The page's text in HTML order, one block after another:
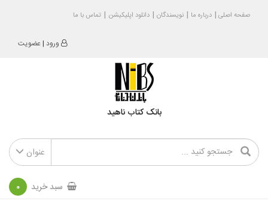
صفحه اصلی درباره ما نویسندگان دانلود اپلیکیشن تماس با ما
ورود |عضویت
بانک کتاب ناهید
عنوان
سبد خرید 0